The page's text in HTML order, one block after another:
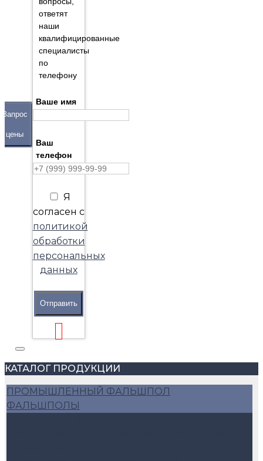
Запрос
цены
ответят
наши
квалифицированные
специалисты
по
телефону
Ваше имя
Ваш
телефон
Я
согласен с
политикой
обработки
персональных
данных
Отправить
КАТАЛОГ ПРОДУКЦИИ
ПРОМЫШЛЕННЫЙ ФАЛЬШПОЛ
ФАЛЬШПОЛЫ